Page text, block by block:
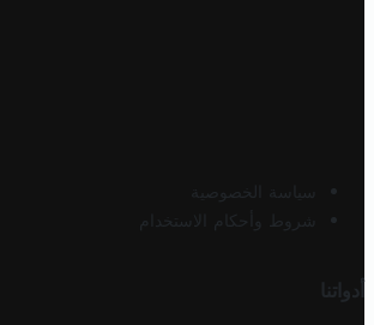
سياسة الخصوصية
شروط وأحكام الاستخدام
أدواتنا